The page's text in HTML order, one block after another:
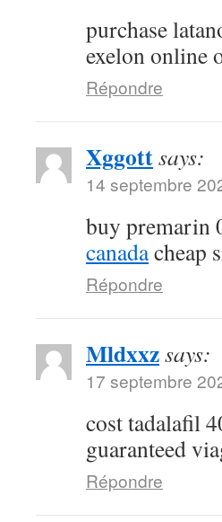
purchase
exelon online
Répondre
Xggottsays:
14 septembre
buy premarin
canadacheap
Répondre
Mldxxzsays:
17 septembre
cost tadalafil
guaranteed
Répondre